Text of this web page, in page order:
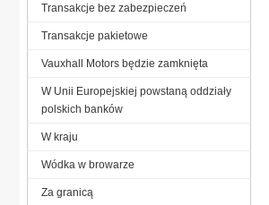
Transakcje bez zabezpieczeń
Transakcje pakietowe
Vauxhall Motors będzie zamknięta
W Unii Europejskiej powstaną oddziały
polskich banków
W kraju
Wódka w browarze
Za granicą